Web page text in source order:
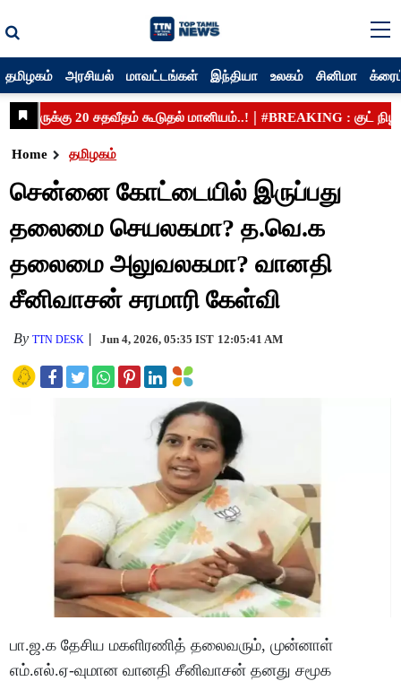
தமிழகம் அரசியல் மாவட்டங்கள் இந்தியா உலகம் சினிமா
Home தமிழகம்
சென்னை கோட்டையில் இருப்பது
தலைமை செயலகமா? த.வெ.க
தலைமை அலுவலகமா? வானதி
சீனிவாசன் சரமாரி கேள்வி
ByTTN DESK Jun 4, 2026, 05:35 IST 12:05:41 AM
பா.ஜ.க தேசிய மகளிரணித் தலைவரும், முன்னாள்
எம்.எல்.ஏ-வுமான வானதி சீனிவாசன் தனது சமூக